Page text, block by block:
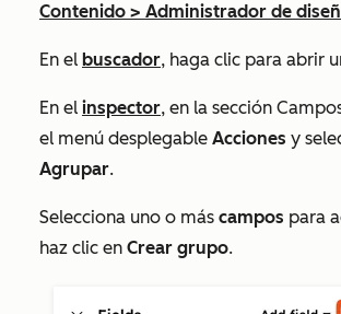
Contenido > Administrador de
En el buscador, haga clic para abrir
En el inspector, en la sección
el menú desplegable Acciones y
Agrupar.
Selecciona uno o más campos para
haz clic en Crear grupo.